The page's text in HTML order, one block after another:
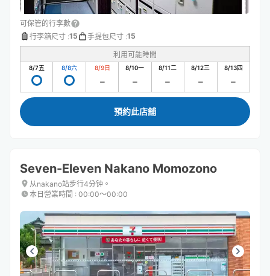
可保管的行李數
行李箱尺寸 :15 手提包尺寸 :15
利用可能時間
8/7五 8/8六 8/9日 8/10一 8/11二 8/12三 8/13四
預約此店舖
Seven-Eleven Nakano Momozono
从nakano站步行4分钟。
本日營業時間 : 00:00〜00:00